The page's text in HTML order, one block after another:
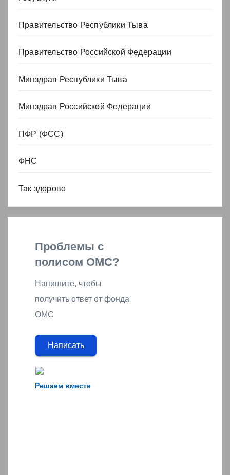
Правительство Республики Тыва
Правительство Российской Федерации
Минздрав Республики Тыва
Минздрав Российской Федерации
ПФР (ФСС)
ФНС
Так здорово
Решаем вместе
Проблемы с
полисом ОМС?
Напишите, чтобы
получить ответ от фонда
ОМС
Написать